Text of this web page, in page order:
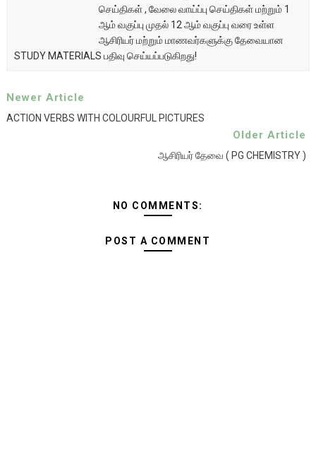
செய்திகள் , வேலை வாய்ப்பு செய்திகள் மற்றும் 1
ஆம் வகுப்பு முதல் 12 ஆம் வகுப்பு வரை உள்ள
ஆசிரியர் மற்றும் மாணவர்களுக்கு தேவையான
STUDY MATERIALS பதிவு செய்யப்படுகிறது!
Newer Article
ACTION VERBS WITH COLOURFUL PICTURES
Older Article
ஆசிரியர் தேவை ( PG CHEMISTRY )
NO COMMENTS:
POST A COMMENT